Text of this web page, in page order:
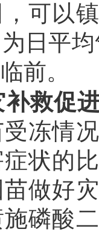
可以
日平
前。
补救促
冻情
状的
苗做好
磷酸